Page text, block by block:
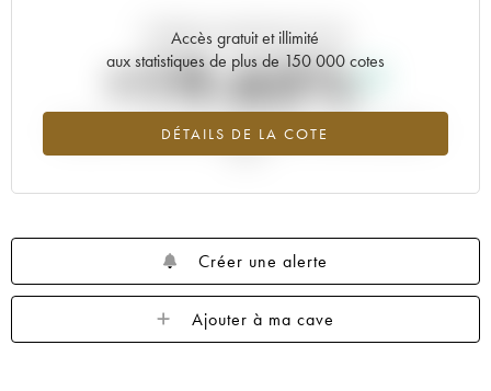
Accès gratuit et illimité
aux statistiques de plus de 150 000 cotes
DÉTAILS DE LA COTE
Tendance actuelle de la cote
+19.63%
Tendance à la hausse du millésime 2023 en 2026 par rapport à
Créer une alerte
Ajouter à ma cave